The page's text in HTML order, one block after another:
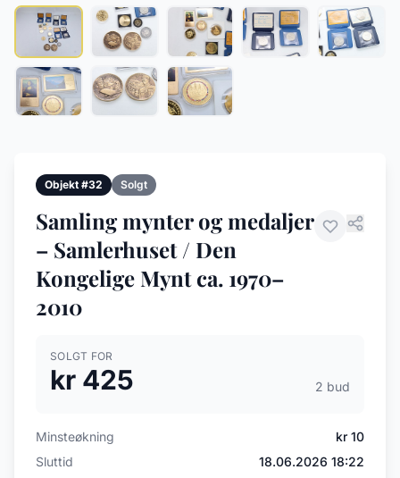
Objekt #32 Solgt
Samling mynter og medaljer
– Samlerhuset / Den
Kongelige Mynt ca. 1970–
2010
SOLGT FOR
kr 425 2 bud
Minsteøkning
kr 10
Sluttid
18.06.2026 18:22